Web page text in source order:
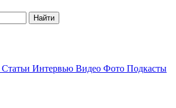
Найти
Статьи Интервью Видео Фото Подкасты